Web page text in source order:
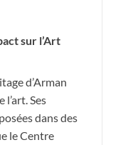
sur l’Art
d’Arman
Ses
dans des
le Centre